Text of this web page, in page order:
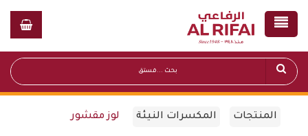
المنتجات المكسرات النيئة لوز مقشور